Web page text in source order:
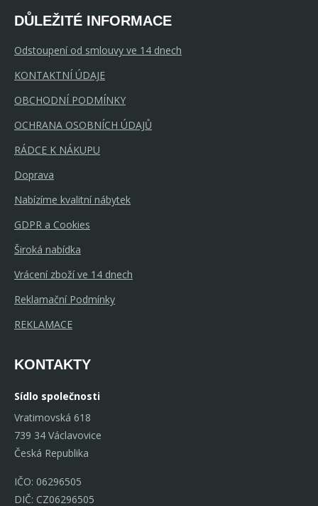
DŮLEŽITÉ INFORMACE
Odstoupení od smlouvy ve 14 dnech
KONTAKTNÍ ÚDAJE
OBCHODNÍ PODMÍNKY
OCHRANA OSOBNÍCH ÚDAJŮ
RÁDCE K NÁKUPU
Doprava
Nabízíme kvalitní nábytek
GDPR a Cookies
Široká nabídka
Vrácení zboží ve 14 dnech
Reklamační Podmínky
REKLAMACE
KONTAKTY
Sídlo společnosti
Vratimovská 618
739 34 Václavovice
Česká Republika
IČO: 06296505
DIČ: CZ06296505